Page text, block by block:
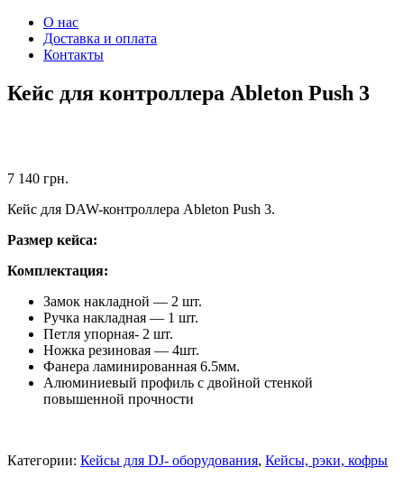
О нас
Доставка и оплата
Контакты
Кейс для контроллера Ableton Push 3
7 140 грн.
Кейс для DAW-контроллера Ableton Push 3.
Размер кейса:
Комплектация:
Замок накладной — 2 шт.
Ручка накладная — 1 шт.
Петля упорная- 2 шт.
Ножка резиновая — 4шт.
Фанера ламинированная 6.5мм.
Алюминиевый профиль с двойной стенкой
повышенной прочности
Категории: Кейсы для DJ- оборудования, Кейсы, рэки, кофры